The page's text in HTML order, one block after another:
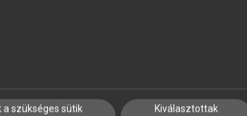
a szükséges sütik
Kiválasztottak